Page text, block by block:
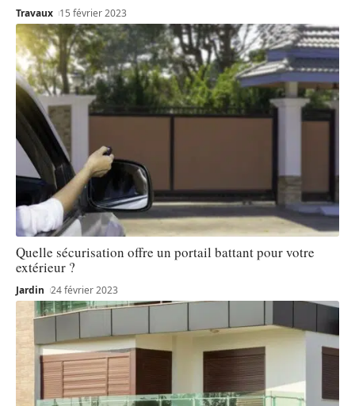
Travaux 15 février 2023
Quelle sécurisation offre un portail battant pour votre
extérieur ?
Jardin 24 février 2023